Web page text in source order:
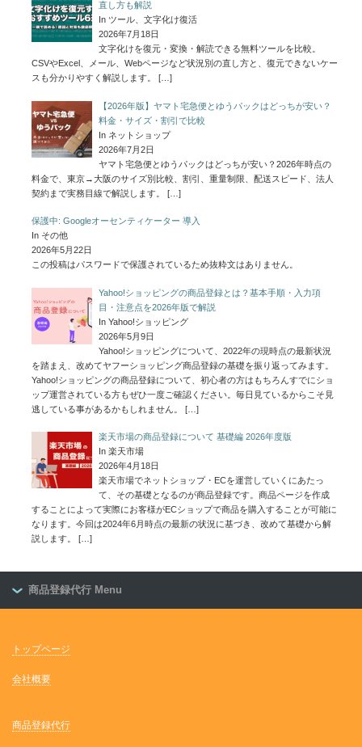
直し方も解説
In ツール、文字化け復活
2026年7月18日
文字化けを復元・変換・解読できる無料ツールを比較。
CSVやExcel、メール、Webページなど状況別の直し方と、復元できないケー
スも分かりやすく解説します。
[…]
【2026年版】ヤマト宅急便とゆうパックはどっちが安い？
料金・サイズ・割引で比較
In ネットショップ
2026年7月2日
ヤマト宅急便とゆうパックはどっちが安い？2026年時点の
料金で、東京→大阪のサイズ別比較、割引、重量制限、配送スピード、法人
契約まで実務目線で解説します。
[…]
保護中: Googleオーセンティケーター 導入
In その他
2026年5月22日
この投稿はパスワードで保護されているため抜粋文はありません。
Yahoo!ショッピングの商品登録とは？基本手順・入力項
目・注意点を2026年版で解説
In Yahoo!ショッピング
2026年5月9日
Yahoo!ショッピングについて、2022年の現時点の最新状況
を踏まえ、改めてヤフーショッピング商品登録の基礎を振り返ってみます。
Yahoo!ショッピングの商品登録について、初心者の方はもちろんすでにショ
ップ運営されている方もぜひ一度ご確認ください。毎日見ているからこそ見
逃している事があるかもしれません。
[…]
楽天市場の商品登録について 基礎編 2026年度版
In 楽天市場
2026年4月18日
楽天市場でネットショップ・ECを運営していくにあたっ
て、その基礎となるのが商品登録です。商品ページを作成
することによって実際にお客様がECショップで商品を購入することが可能に
なります。今回は2024年6月時点の最新の状況に基づき、改めて基礎から解
説します。
[…]
商品登録代行 Menu
トップページ
会社概要
商品登録代行